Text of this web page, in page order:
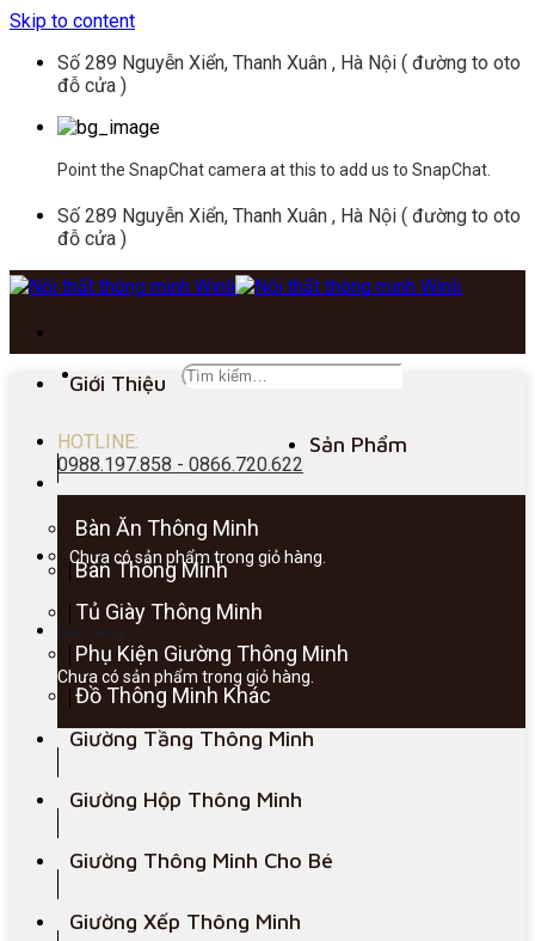
Skip to content
Số 289 Nguyễn Xiển, Thanh Xuân , Hà Nội ( đường to oto
đỗ cửa )
Point the SnapChat camera at this to add us to SnapChat.
Số 289 Nguyễn Xiển, Thanh Xuân , Hà Nội ( đường to oto
đỗ cửa )
HOTLINE:
0988.197.858 - 0866.720.622
Chưa có sản phẩm trong giỏ hàng.
Giỏ hàng
Chưa có sản phẩm trong giỏ hàng.
Giới Thiệu
Sản Phẩm
Bàn Ăn Thông Minh
Bàn Thông Minh
Tủ Giày Thông Minh
Phụ Kiện Giường Thông Minh
Đồ Thông Minh Khác
Giường Tầng Thông Minh
Giường Hộp Thông Minh
Giường Thông Minh Cho Bé
Giường Xếp Thông Minh